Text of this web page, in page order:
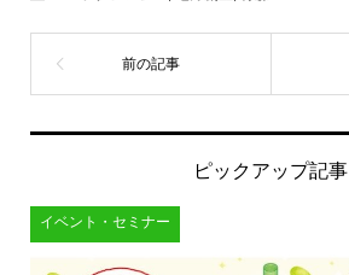
ピックアップ記事
イベント・セミナー